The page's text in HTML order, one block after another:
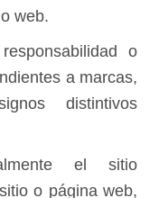
web.
o
a marcas,
distintivos
el sitio
o página web,